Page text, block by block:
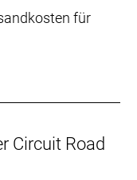
für
Circuit Road